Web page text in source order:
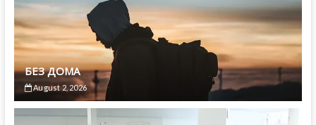
БЕЗ ДОМА
August 2, 2026